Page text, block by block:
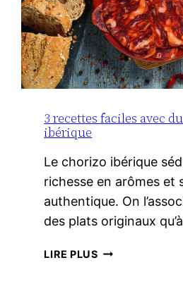
3 recettes faciles avec
ibérique
Le chorizo ibérique
richesse en arômes et
authentique. On
des plats originaux
LIRE PLUS3